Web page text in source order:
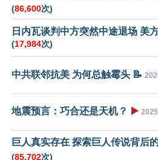
(86,600次)
日内瓦谈判中方突然中途退场 美
(17,984次)
中共联邻抗美 为何总触霉头 📝
地震预言：巧合还是天机？ ▶️
巨人真实存在 探索巨人传说背后
(85,702次)